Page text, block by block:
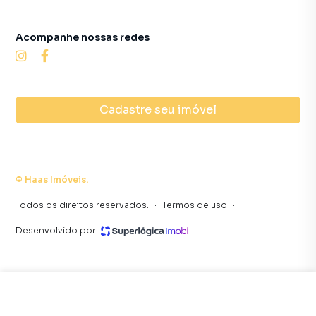
Cadastre seu imóvel
Acompanhe nossas redes
© Haas Imóveis.
Todos os direitos reservados. · Termos de uso ·
Desenvolvido por